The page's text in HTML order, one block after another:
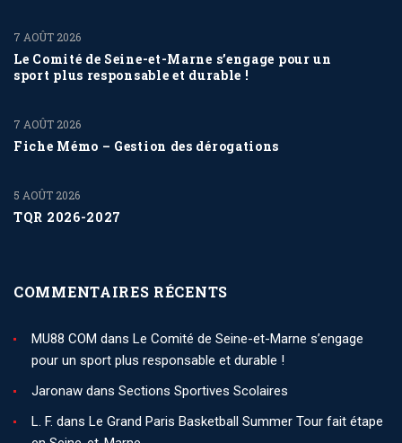
Le Comité de Seine-et-Marne s’engage pour un
sport plus responsable et durable !
7 AOÛT 2026
Fiche Mémo – Gestion des dérogations
7 AOÛT 2026
TQR 2026-2027
5 AOÛT 2026
COMMENTAIRES RÉCENTS
MU88 COM dans Le Comité de Seine-et-Marne s’engage
pour un sport plus responsable et durable !
Jaronaw dans Sections Sportives Scolaires
L. F. dans Le Grand Paris Basketball Summer Tour fait étape